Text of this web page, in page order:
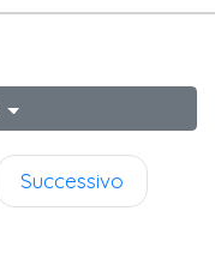
Successivo